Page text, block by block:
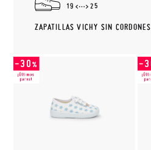
19 25
ZAPATILLAS VICHY SIN CORDONES